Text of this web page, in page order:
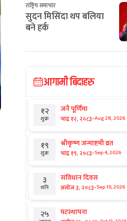
राष्ट्रिय समाचार
सुदन मिसिंदा थप बलिया
बने हर्क
आगामी बिदाहरु
१२
शुक्र
जनै पूर्णिमा
भाद्र १२, २०८३-Aug 28, 2026
१९
शुक्र
श्रीकृष्ण जन्माष्टमी व्रत
भाद्र १९, २०८३-Sep 4, 2026
३
शनि
संविधान दिवस
असोज ३, २०८३-Sep 19, 2026
२५ घटस्थापना